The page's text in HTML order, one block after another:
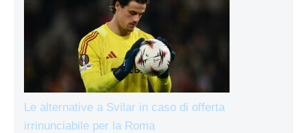
Le alternative a Svilar in caso di offerta
irrinunciabile per la Roma